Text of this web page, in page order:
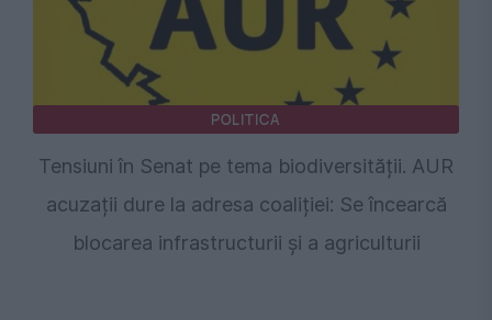
POLITICA
Tensiuni în Senat pe tema biodiversității. AUR
acuzații dure la adresa coaliției: Se încearcă
blocarea infrastructurii și a agriculturii